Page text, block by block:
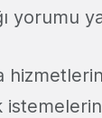
yorumu